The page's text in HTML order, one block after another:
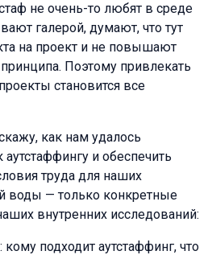
не очень-то любят в среде
галерой, думают, что тут
на проект и не повышают
Поэтому привлекать
становится все
как нам удалось
и обеспечить
труда для наших
воды — только конкретные
внутренних исследований:
подходит аутстаффинг, что